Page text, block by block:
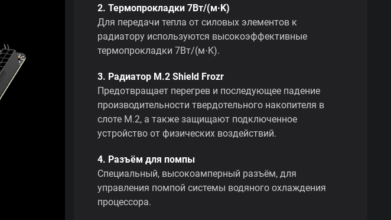
2. Термопрокладки 7Вт/(м·K)
Для передачи тепла от силовых элементов к
радиатору используются высокоэффективные
термопрокладки 7Вт/(м·K).
3. Радиатор M.2 Shield Frozr
Предотвращает перегрев и последующее падение
производительности твердотельного накопителя в
слоте M.2, а также защищают подключенное
устройство от физических воздействий.
4. Разъём для помпы
Специальный, высокоамперный разъём, для
управления помпой системы водяного охлаждения
процессора.